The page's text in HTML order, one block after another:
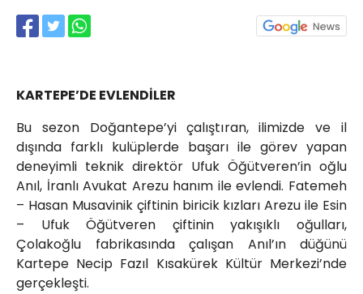
KARTEPE’DE EVLENDİLER
Bu sezon Doğantepe’yi çalıştıran, ilimizde ve il
dışında farklı kulüplerde başarı ile görev yapan
deneyimli teknik direktör Ufuk Öğütveren’in oğlu
Anıl, İranlı Avukat Arezu hanım ile evlendi. Fatemeh
– Hasan Musavinik çiftinin biricik kızları Arezu ile Esin
– Ufuk Öğütveren çiftinin yakışıklı oğulları,
Çolakoğlu fabrikasında çalışan Anıl’ın düğünü
Kartepe Necip Fazıl Kısakürek Kültür Merkezi’nde
gerçekleşti.